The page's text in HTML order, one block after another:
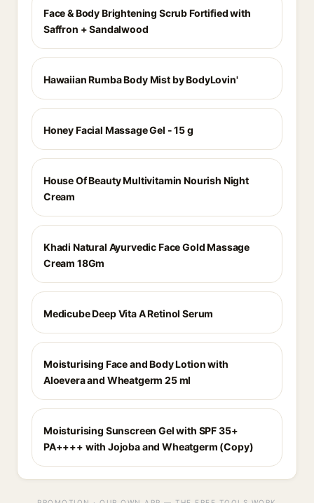
Face & Body Brightening Scrub Fortified with
Saffron + Sandalwood
Hawaiian Rumba Body Mist by BodyLovin'
Honey Facial Massage Gel - 15 g
House Of Beauty Multivitamin Nourish Night
Cream
Khadi Natural Ayurvedic Face Gold Massage
Cream 18Gm
Medicube Deep Vita A Retinol Serum
Moisturising Face and Body Lotion with
Aloevera and Wheatgerm 25 ml
Moisturising Sunscreen Gel with SPF 35+
PA++++ with Jojoba and Wheatgerm (Copy)